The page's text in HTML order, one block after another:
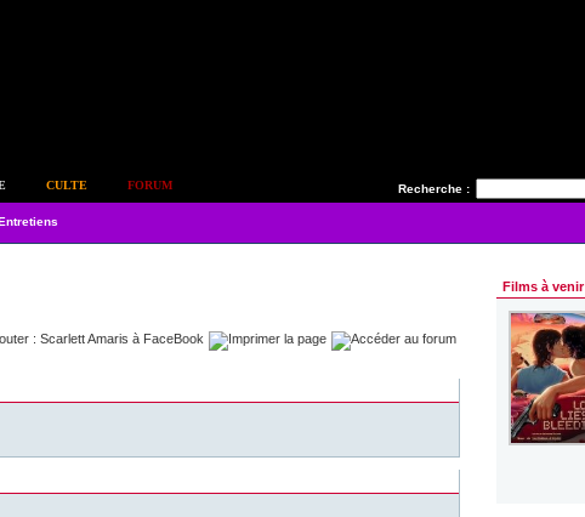
Recherche :
CULTE FORUM
Films à venir